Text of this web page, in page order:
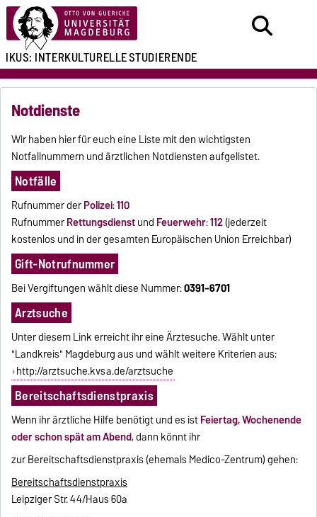
IKUS: INTERKULTURELLESTUDIERENDE
Notdienste
Wir haben hier für euch eine Liste mit den wichtigsten
Notfallnummern und ärztlichen Notdiensten aufgelistet.
Notfälle
Rufnummer derPolizei:110
RufnummerRettungsdienstund Feuerwehr:112(jederzeit
kostenlos und in der gesamten Europäischen Union Erreichbar)
Gift-Notrufnummer
Bei Vergiftungen wählt diese Nummer:0391-6701
Arztsuche
Unter diesem Link erreicht ihr eine Ärztesuche. Wählt unter
"Landkreis" Magdeburg aus und wählt weitere Kriterien aus:
http://arztsuche.kvsa.de/arztsuche
Bereitschaftsdienstpraxis
Wenn ihr ärztliche Hilfe benötigt und es istFeiertag, Wochenende
oder schon spät am Abend, dann könnt ihr
zur Bereitschaftsdienstpraxis (ehemals Medico-Zentrum) gehen:
Bereitschaftsdienstpraxis
Leipziger Str. 44/Haus 60a